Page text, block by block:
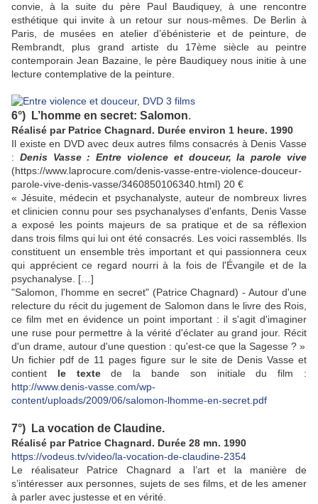
convie, à la suite du père Paul Baudiquey, à une rencontre
esthétique qui invite à un retour sur nous-mêmes. De Berlin à
Paris, de musées en atelier d’ébénisterie et de peinture, de
Rembrandt, plus grand artiste du 17ème siècle au peintre
contemporain Jean Bazaine, le père Baudiquey nous initie à une
lecture contemplative de la peinture.
6°) L’homme en secret: Salomon.
Réalisé par Patrice Chagnard. Durée environ 1 heure. 1990
Il existe en DVD avec deux autres films consacrés à Denis Vasse
: Denis Vasse : Entre violence et douceur, la parole vive
(https://www.laprocure.com/denis-vasse-entre-violence-douceur-
parole-vive-denis-vasse/3460850106340.html) 20 €
« Jésuite, médecin et psychanalyste, auteur de nombreux livres
et clinicien connu pour ses psychanalyses d'enfants, Denis Vasse
a exposé les points majeurs de sa pratique et de sa réflexion
dans trois films qui lui ont été consacrés. Les voici rassemblés. Ils
constituent un ensemble très important et qui passionnera ceux
qui apprécient ce regard nourri à la fois de l'Évangile et de la
psychanalyse. […]
"Salomon, l'homme en secret" (Patrice Chagnard) - Autour d'une
relecture du récit du jugement de Salomon dans le livre des Rois,
ce film met en évidence un point important : il s'agit d'imaginer
une ruse pour permettre à la vérité d'éclater au grand jour. Récit
d'un drame, autour d'une question : qu'est-ce que la Sagesse ? »
Un fichier pdf de 11 pages figure sur le site de Denis Vasse et
contient le textede la bande son initiale du film :
http://www.denis-vasse.com/wp-
content/uploads/2009/06/salomon-lhomme-en-secret.pdf
7°) La vocation de Claudine.
Réalisé par Patrice Chagnard. Durée 28 mn. 1990
https://vodeus.tv/video/la-vocation-de-claudine-2354
Le réalisateur Patrice Chagnard a l’art et la manière de
s’intéresser aux personnes, sujets de ses films, et de les amener
à parler avec justesse et en vérité.